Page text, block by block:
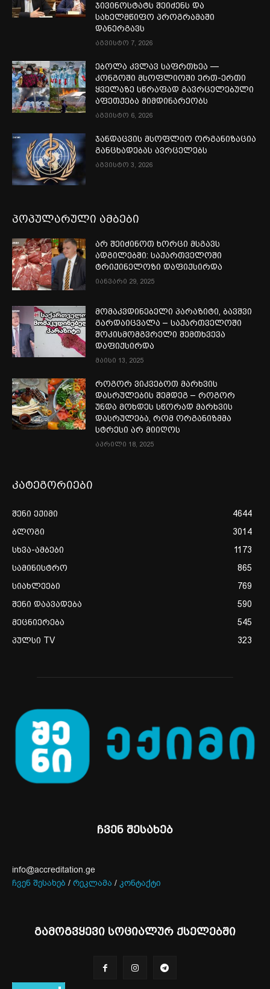
ჯივინოსტატს შეიძენს და
სახელმწიფო პროგრამაში
დანერგავს
აგვისტო 7, 2026
ებოლა კვლავ საფრთხეა —
კონგოში მსოფლიოში ერთ-ერთი
ყველაზე სწრაფად გავრცელებული
აფეთქება მიმდინარეობს
აგვისტო 6, 2026
ჯანდაცვის მსოფლიო ორგანიზაცია
განცხადებას ავრცელებს
აგვისტო 3, 2026
პოპულარული ამბები
არ შეიძინოთ ხორცი მსგავს
ადგილებში: საქართველოში
ტრიქინელოზი დაფიქსირდა
იანვარი 29, 2025
მომაკვდინებელი პარაზიტი, ბავშვი
გარდაიცვალა – საქართველოში
შოკისმომგვრელი შემთხვევა
დაფიქსირდა
მაისი 13, 2025
როგორ ვიკვებოთ მარხვის
დასრულების შემდეგ – როგორ
უნდა მოხდეს სწორად მარხვის
დასრულება, რომ ორგანიზმმა
სტრესი არ მიიღოს
აპრილი 18, 2025
კატეგორიები
შენი ექიმი
4644
ბლოგი
3014
სხვა-ამბები
1173
სამინისტრო
865
სიახლეები
769
შენი დაავადება
590
მეცნიერება
545
პულსი TV
323
ჩვენ შესახებ
info@accreditation.ge
ჩვენ შესახებ / რეკლამა / კონტაქტი
გამოგვყევი სოციალურ ქსელებში